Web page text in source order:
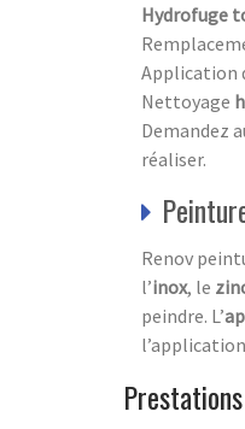
Hydrofuge
Application
Nettoyage
Demandez
réaliser.
Renov
l’inox, le
peindre. L’